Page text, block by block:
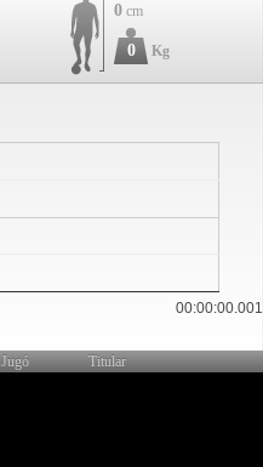
0 cm
0 Kg
00:00:00.001
Jugó Titular